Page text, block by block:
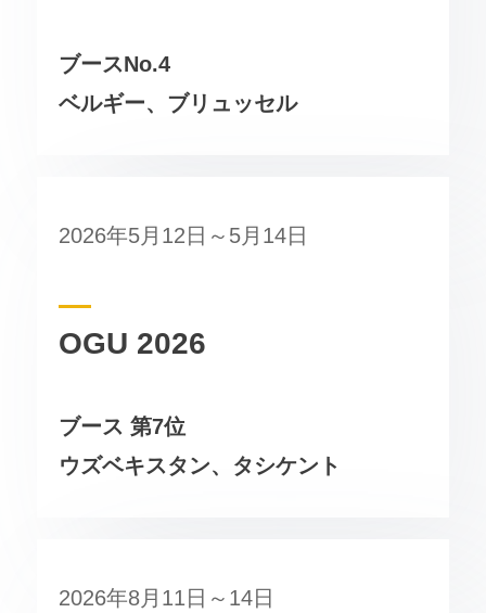
ブースNo.4
ベルギー、ブリュッセル
2026年5月12日～5月14日
OGU 2026
ブース 第7位
ウズベキスタン、タシケント
2026年8月11日～14日